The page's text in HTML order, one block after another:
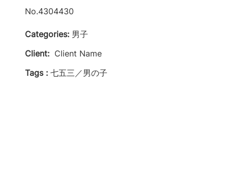
No.4304430
Categories: 男子
Client: Client Name
Tags : 七五三／男の子